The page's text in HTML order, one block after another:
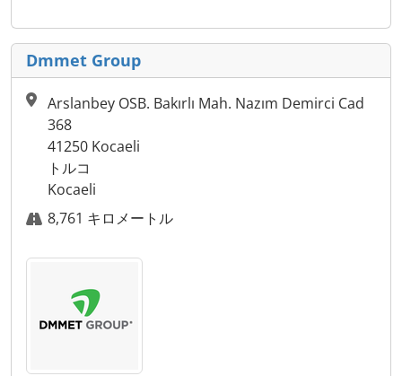
Dmmet Group
Arslanbey OSB. Bakırlı Mah. Nazım Demirci Cad
368
41250 Kocaeli
トルコ
Kocaeli
8,761 キロメートル